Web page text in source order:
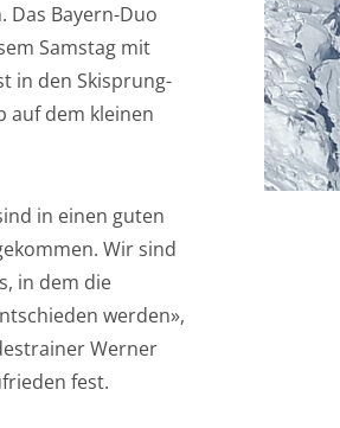
Das Bayern-Duo
Samstag mit
in den Skisprung-
auf dem kleinen
in einen guten
Wir sind
in dem die
werden»,
Werner
fest.